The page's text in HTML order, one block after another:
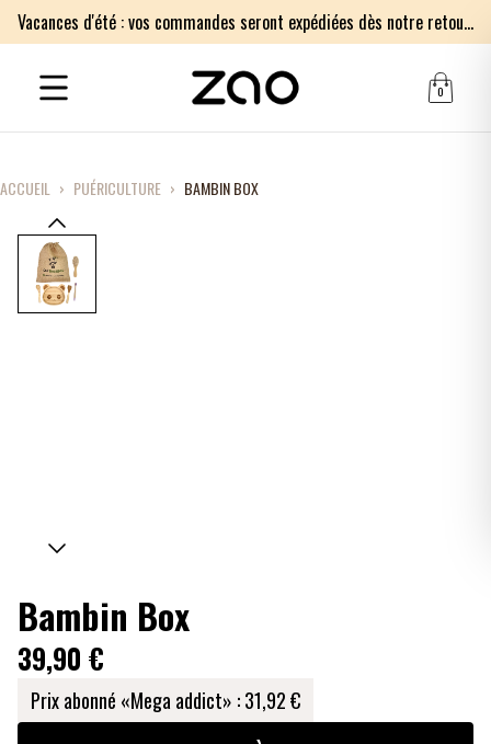
Vacances d'été : vos commandes seront expédiées dès notre retour le lundi 17 août. Merci pour votre patience.
0
ACCUEIL › PUÉRICULTURE › BAMBIN BOX
Bambin Box
39,90 €
Prix abonné «Mega addict» :31,92 €